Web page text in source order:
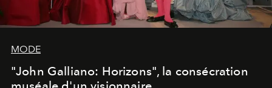
MODE
"John Galliano: Horizons", la consécration